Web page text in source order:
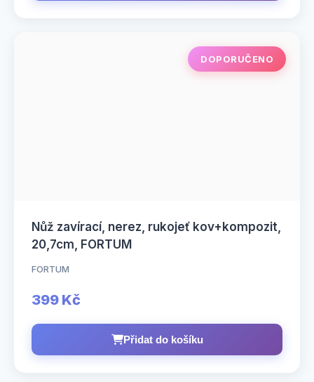
DOPORUČENO
Nůž zavírací, nerez, rukojeť kov+kompozit,
20,7cm, FORTUM
FORTUM
399 Kč
Přidat do košíku